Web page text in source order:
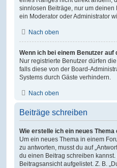
sinnlosen Beiträge, nur um
ein Moderator oder Administrator
Nach oben
Wenn ich bei einem Benutzer
Nur registrierte Benutzer dürfen
falls diese von der Board-
Systems durch Gäste verhindern.
Nach oben
Beiträge schreiben
Wie erstelle ich ein neues
Um ein neues Thema in einem
zu antworten, musst du auf
du einen Beitrag schreiben
Beitragsansicht aufgelistet. Z. B.